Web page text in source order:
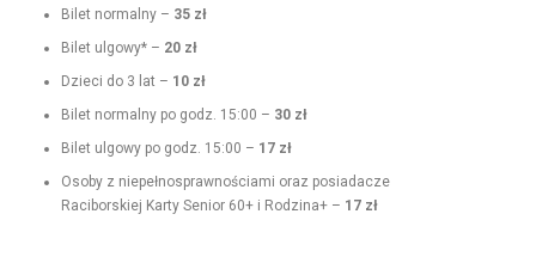
Bilet nor­mal­ny – 35 zł
Bilet ulgo­wy* – 20 zł
Dzieci do 3 lat – 10 zł
Bilet nor­mal­ny po godz. 15:00 – 30 zł
Bilet ulgo­wy po godz. 15:00 – 17 zł
Oso­by z niepełnosprawnoś­ci­a­mi oraz posi­adacze
Raci­borskiej Kar­ty Senior 60+ i Rodz­i­na+ – 17 zł